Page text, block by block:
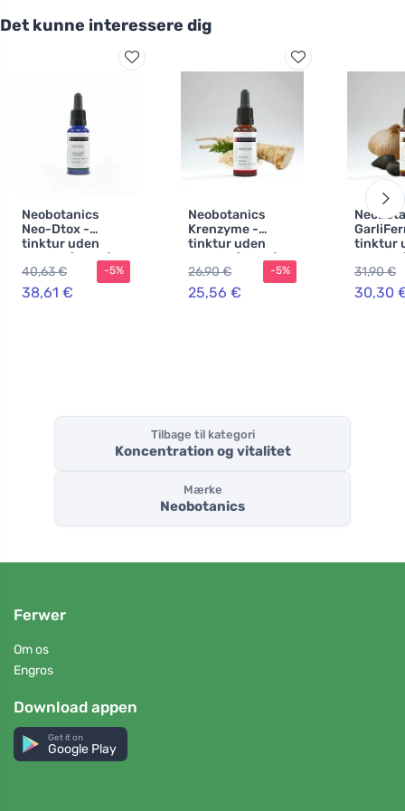
Det kunne interessere dig
Neobotanics
Neo-Dtox -
tinktur uden
alkohol (50 ml) -
til
åndedrætsbesvæ
r
40,63 €
38,61 €
-5%
Neobotanics
Krenzyme -
tinktur uden
alkohol (50 ml) -
med
peberrodsrodeks
trakt
26,90 €
25,56 €
-5%
tinktur
31,90 €
30,30
Tilbage til kategori
Koncentration og vitalitet
Mærke
Neobotanics
Ferwer
Om os
Engros
Download appen
Get it on
Google Play